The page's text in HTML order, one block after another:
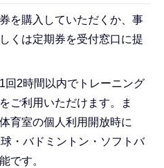
を購入していただくか、事
くは定期券を受付窓口に提
回2時間以内でトレーニング
ご利用いただけます。ま
育室の個人利用開放時に
・バドミントン・ソフトバ
です。